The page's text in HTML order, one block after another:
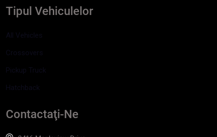
Tipul Vehiculelor
All Vehicles
Crossovers
Pickup Truck
Hatchback
Contactaţi-Ne